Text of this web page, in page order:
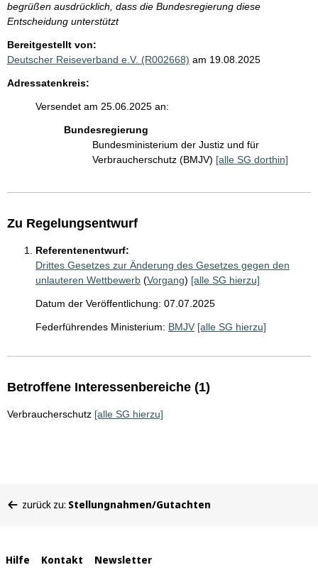
begrüßen ausdrücklich, dass die Bundesregierung diese
Entscheidung unterstützt
Bereitgestellt von:
Deutscher Reiseverband e.V. (R002668) am 19.08.2025
Adressatenkreis:
Versendet am 25.06.2025 an:
Bundesregierung
Bundesministerium der Justiz und für
Verbraucherschutz (BMJV) [alle SG dorthin]
Zu Regelungsentwurf
Referentenentwurf:
Drittes Gesetzes zur Änderung des Gesetzes gegen den
unlauteren Wettbewerb (Vorgang) [alle SG hierzu]
Datum der Veröffentlichung: 07.07.2025
Federführendes Ministerium: BMJV [alle SG hierzu]
Betroffene Interessenbereiche (1)
Verbraucherschutz [alle SG hierzu]
befinden
zurück zu: Stellungnahmen/Gutachten
Interne
Hilfe Kontakt Newsletter